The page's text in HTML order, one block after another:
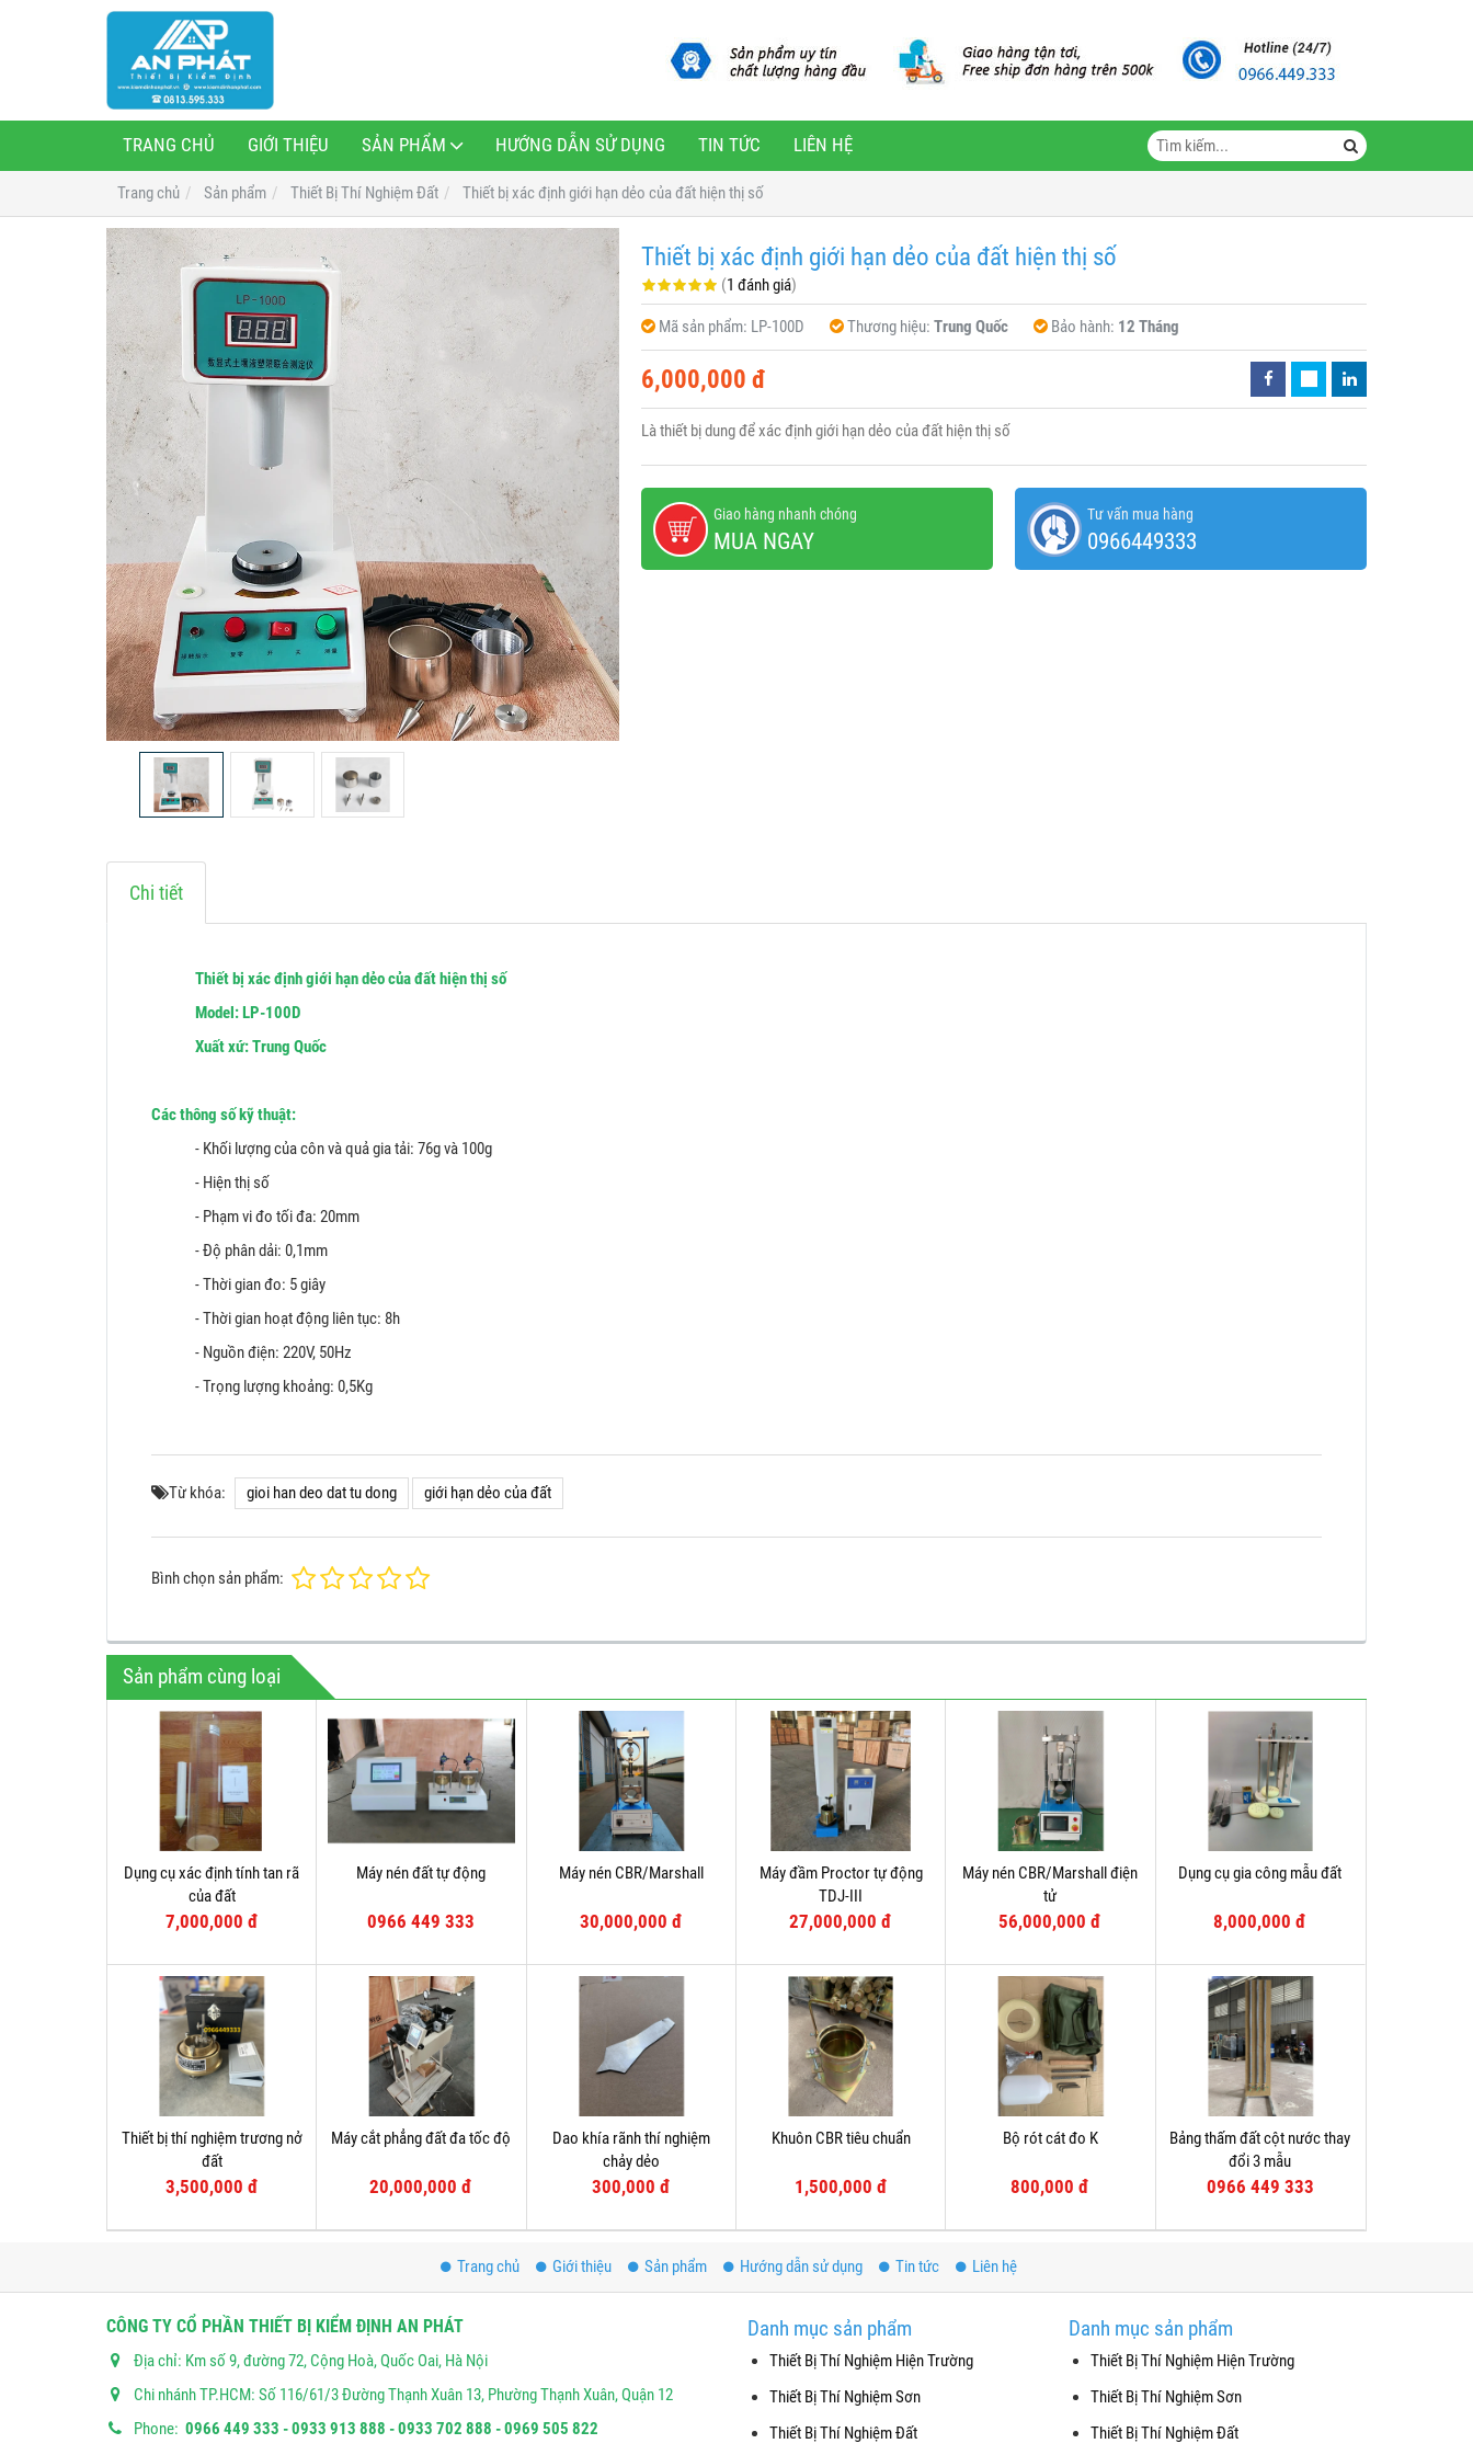
TRANG CHỦ GIỚI THIỆU SẢN PHẨM HƯỚNG DẪN SỬ DỤNG TIN TỨC LIÊN HỆ
Trang chủ Sản phẩm Thiết Bị Thí Nghiệm Đất Thiết bị xác định giới hạn dẻo của đất hiện thị số
Thiết bị xác định giới hạn dẻo của đất hiện thị số
(1 đánh giá)
Mã sản phẩm: LP-100D Thương hiệu: Trung Quốc Bảo hành: 12 Tháng
6,000,000 đ
Là thiết bị dung để xác định giới hạn dẻo của đất hiện thị số
Giao hàng nhanh chóng
MUA NGAY
Tư vấn mua hàng
0966449333
Chi tiết
Thiết bị xác định giới hạn dẻo của đất hiện thị số
Model: LP-100D
Xuất xứ: Trung Quốc
Các thông số kỹ thuật:
- Khối lượng của côn và quả gia tải: 76g và 100g
- Hiện thị số
- Phạm vi đo tối đa: 20mm
- Độ phân dải: 0,1mm
- Thời gian đo: 5 giây
- Thời gian hoạt động liên tục: 8h
- Nguồn điện: 220V, 50Hz
- Trọng lượng khoảng: 0,5Kg
Từ khóa: gioi han deo dat tu dong giới hạn dẻo của đất
Bình chọn sản phẩm:
Sản phẩm cùng loại
Dụng cụ xác định tính tan rã
của đất
7,000,000 đ
Máy nén đất tự động
0966 449 333
Máy nén CBR/Marshall
30,000,000 đ
Máy đầm Proctor tự động
TDJ-III
27,000,000 đ
Máy nén CBR/Marshall điện
tử
56,000,000 đ
Dụng cụ gia công mẫu đất
8,000,000 đ
Thiết bị thí nghiệm trương nở
đất
3,500,000 đ
Máy cắt phẳng đất đa tốc độ
20,000,000 đ
Dao khía rãnh thí nghiệm
chảy dẻo
300,000 đ
Khuôn CBR tiêu chuẩn
1,500,000 đ
Bộ rót cát đo K
800,000 đ
Bảng thấm đất cột nước thay
đổi 3 mẫu
0966 449 333
Trang chủ Giới thiệu Sản phẩm Hướng dẫn sử dụng Tin tức Liên hệ
CÔNG TY CỔ PHẦN THIẾT BỊ KIỂM ĐỊNH AN PHÁT
Địa chỉ: Km số 9, đường 72, Cộng Hoà, Quốc Oai, Hà Nội
Chi nhánh TP.HCM: Số 116/61/3 Đường Thạnh Xuân 13, Phường Thạnh Xuân, Quận 12
Phone: 0966 449 333 - 0933 913 888 - 0933 702 888 - 0969 505 822
Danh mục sản phẩm
Thiết Bị Thí Nghiệm Hiện Trường
Thiết Bị Thí Nghiệm Sơn
Thiết Bị Thí Nghiệm Đất
Danh mục sản phẩm
Thiết Bị Thí Nghiệm Hiện Trường
Thiết Bị Thí Nghiệm Sơn
Thiết Bị Thí Nghiệm Đất